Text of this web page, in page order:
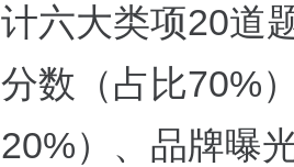
计六大类项20道
分数（占比70%
20%）、品牌曝